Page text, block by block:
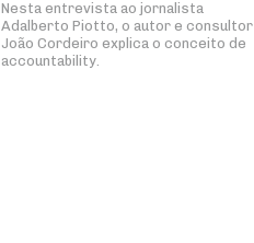
Nesta entrevista ao jornalista
Adalberto Piotto, o autor e consultor
João Cordeiro explica o conceito de
accountability.